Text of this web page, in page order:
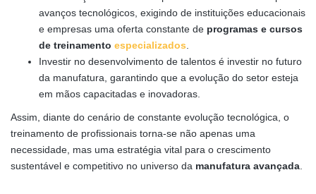
avanços tecnológicos, exigindo de instituições educacionais
e empresas uma oferta constante de programas e cursos
de treinamento especializados
Investir no desenvolvimento de talentos é investir no futuro
da manufatura, garantindo que a evolução do setor esteja
em mãos capacitadas e inovadoras.
Assim, diante do cenário de constante evolução tecnológica, o
treinamento de profissionais torna-se não apenas uma
necessidade, mas uma estratégia vital para o crescimento
sustentável e competitivo no universo da manufatura avançada